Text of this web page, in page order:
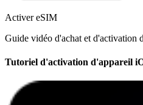
Activer eSIM
Guide vidéo d'achat et d'activation
Tutoriel d'activation d'appareil